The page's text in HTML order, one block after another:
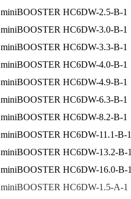
miniBOOSTER HC6DW-2.5-B-1
miniBOOSTER HC6DW-3.0-B-1
miniBOOSTER HC6DW-3.3-B-1
miniBOOSTER HC6DW-4.0-B-1
miniBOOSTER HC6DW-4.9-B-1
miniBOOSTER HC6DW-6.3-B-1
miniBOOSTER HC6DW-8.2-B-1
miniBOOSTER HC6DW-11.1-B-1
miniBOOSTER HC6DW-13.2-B-1
miniBOOSTER HC6DW-16.0-B-1
miniBOOSTER HC6DW-1.5-A-1